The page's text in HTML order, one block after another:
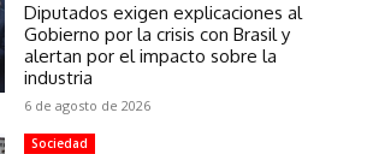
Diputados exigen explicaciones al
Gobierno por la crisis con Brasil y
alertan por el impacto sobre la
industria
6 de agosto de 2026
Sociedad